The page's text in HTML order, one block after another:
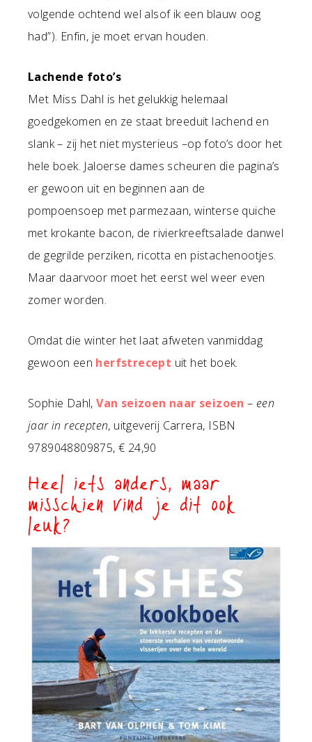
volgende ochtend wel alsof ik een blauw oog
had”). Enfin, je moet ervan houden.
Lachende foto’s
Met Miss Dahl is het gelukkig helemaal
goedgekomen en ze staat breeduit lachend en
slank – zij het niet mysterieus –op foto’s door het
hele boek. Jaloerse dames scheuren die pagina’s
er gewoon uit en beginnen aan de
pompoensoep met parmezaan, winterse quiche
met krokante bacon, de rivierkreeftsalade danwel
de gegrilde perziken, ricotta en pistachenootjes.
Maar daarvoor moet het eerst wel weer even
zomer worden.
Omdat die winter het laat afweten vanmiddag
gewoon een herfstrecept uit het boek.
Sophie Dahl,Van seizoen naar seizoen – een
jaar in recepten, uitgeverij Carrera, ISBN
9789048809875, € 24,90
Heel iets anders, maar
misschien vind je dit ook
leuk?